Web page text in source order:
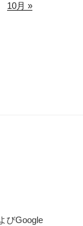
10月 »
びGoogle